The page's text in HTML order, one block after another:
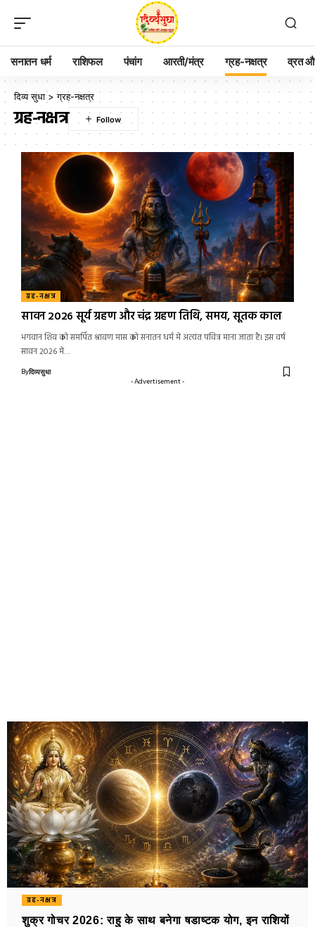
सनातन धर्म राशिफल पंचांग आरती/मंत्र ग्रह-नक्षत्र व्रत
दिव्य सुधा >ग्रह-नक्षत्र
ग्रह-नक्षत्र
ग्रह-नक्षत्र
सावन 2026 सूर्य ग्रहण और चंद्र ग्रहण तिथि, समय, सूतक काल
भगवान शिव को समर्पित श्रावण मास को सनातन धर्म में अत्यंत पवित्र माना जाता है। इस वर्ष
सावन 2026 में…
Byदिव्यसुधा
- Advertisement -
ग्रह-नक्षत्र
शुक्र गोचर 2026: राहु के साथ बनेगा षडाष्टक योग, इन राशियों